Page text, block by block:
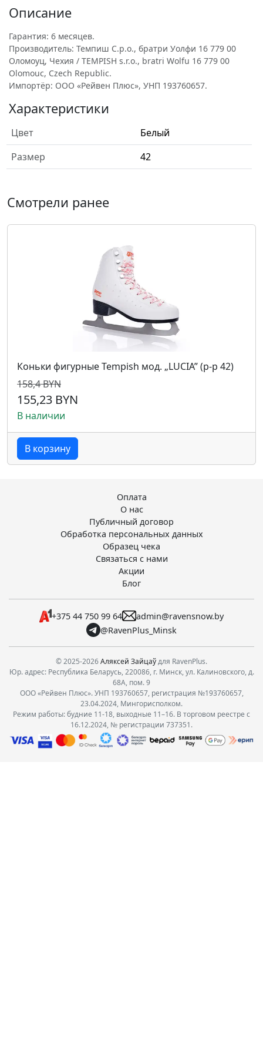
Описание
Гарантия: 6 месяцев.
Производитель: Темпиш С.р.о., братри Уолфи 16 779 00
Оломоуц, Чехия / TEMPISH s.r.o., bratri Wolfu 16 779 00
Olomouc, Czech Republic.
Импортёр: ООО «Рейвен Плюс», УНП 193760657.
Характеристики
Цвет
Белый
Размер
42
Смотрели ранее
Коньки фигурные Tempish мод. „LUCIA” (р-р 42)
158,4 BYN
155,23 BYN
В наличии
В корзину
Оплата
О нас
Публичный договор
Обработка персональных данных
Образец чека
Связаться с нами
Акции
Блог
+375 44 750 99 64
admin@ravensnow.by
@RavenPlus_Minsk
© 2025-2026Аляксей Зайцаўдля RavenPlus.
Юр. адрес: Республика Беларусь, 220086, г. Минск, ул. Калиновского, д.
68А, пом. 9
ООО «Рейвен Плюс». УНП 193760657, регистрация №193760657,
23.04.2024, Мингорисполком.
Режим работы: будние 11-18, выходные 11–16. В торговом реестре с
16.12.2024, № регистрации 737351.